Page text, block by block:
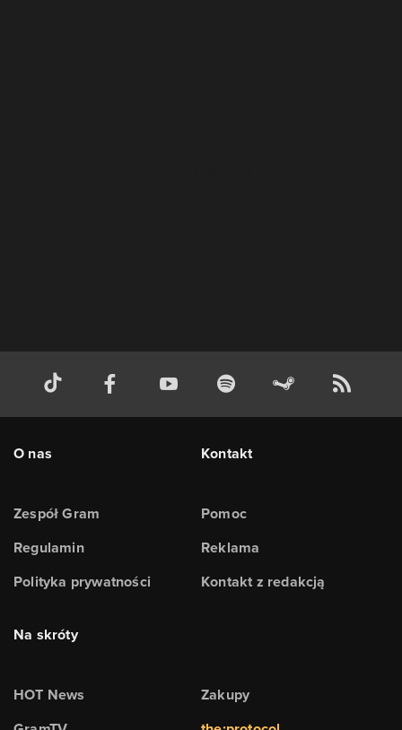
O nas
Zespół Gram
Regulamin
Polityka prywatności
Kontakt
Pomoc
Reklama
Kontakt z redakcją
Na skróty
HOT News
Zakupy